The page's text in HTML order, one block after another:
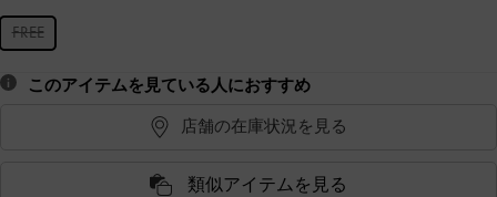
FREE
このアイテムを見ている人におすすめ
店舗の在庫状況を見る
類似アイテムを見る